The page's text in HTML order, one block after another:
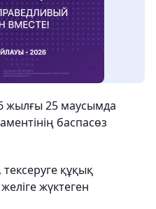
жылғы 25 маусымда
баспасөз
құқық
жүктеген